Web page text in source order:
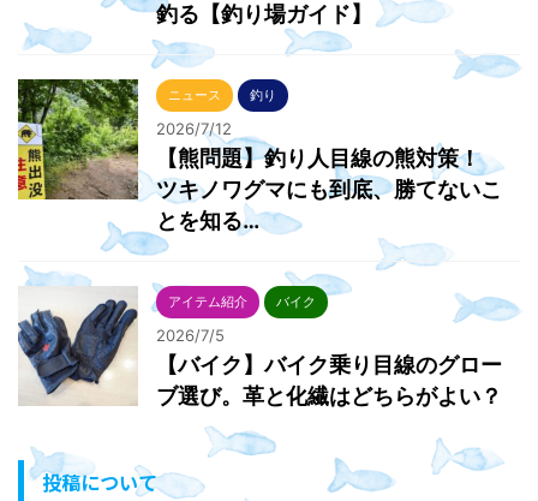
釣る【釣り場ガイド】
ニュース 釣り
2026/7/12
【熊問題】釣り人目線の熊対策！
ツキノワグマにも到底、勝てないこ
とを知る…
アイテム紹介 バイク
2026/7/5
【バイク】バイク乗り目線のグロー
ブ選び。革と化繊はどちらがよい？
投稿について